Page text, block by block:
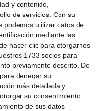
y contenido,
de servicios. Con su
podemos utilizar datos de
mediante las
hacer clic para otorgarnos
1733 socios para
previamente descrito. De
denegar su
más detallada y
su consentimiento.
de sus datos
bachillerato o FP?